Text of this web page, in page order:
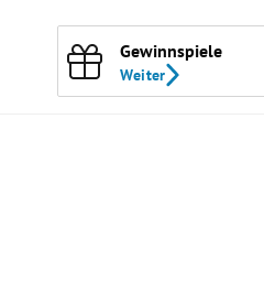
Gewinnspiele
Weiter